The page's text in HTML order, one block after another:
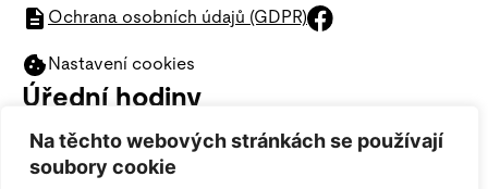
Na těchto webových stránkách se používají
soubory cookie
Ochrana osobních údajů (GDPR)
Nastavení cookies
Úřední hodiny
Navštívit nás můžete kterýkoliv
všední den v úředních hodinách.